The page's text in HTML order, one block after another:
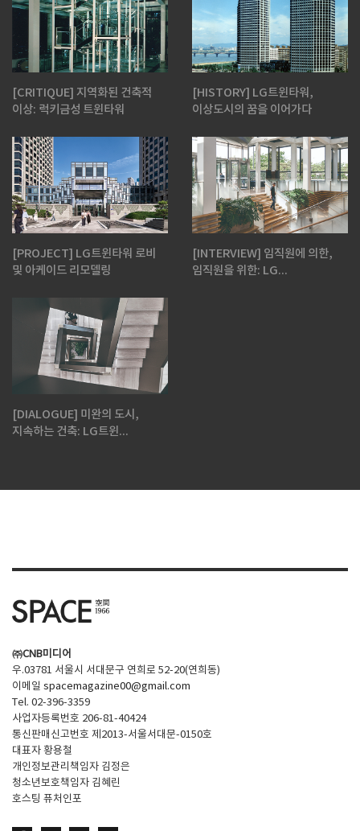
[CRITIQUE] 지역화된 건축적
이상: 럭키금성 트윈타워
[HISTORY] LG트윈타워,
이상도시의 꿈을 이어가다
[PROJECT] LG트윈타워 로비
및 아케이드 리모델링
[INTERVIEW] 임직원에 의한,
임직원을 위한: LG...
[DIALOGUE] 미완의 도시,
지속하는 건축: LG트윈...
㈜CNB미디어
우.03781 서울시 서대문구 연희로 52-20(연희동)
이메일 spacemagazine00@gmail.com
Tel. 02-396-3359
사업자등록번호 206-81-40424
통신판매신고번호 제2013-서울서대문-0150호
대표자 황용철
개인정보관리책임자 김정은
청소년보호책임자 김혜린
호스팅 퓨처인포